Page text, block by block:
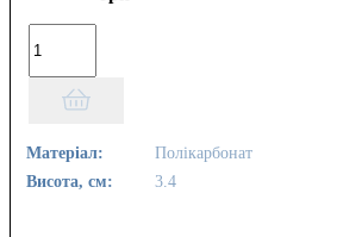
Матеріал:
Полікарбонат
Висота, см:
3.4